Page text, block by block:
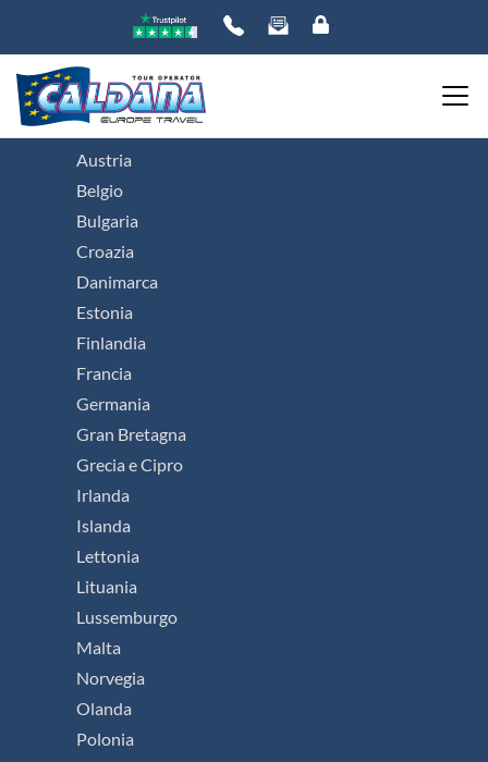
Viaggi organizzati in Europa
Austria
Belgio
Bulgaria
Croazia
Danimarca
Estonia
Finlandia
Francia
Germania
Gran Bretagna
Grecia e Cipro
Irlanda
Islanda
Lettonia
Lituania
Lussemburgo
Malta
Norvegia
Olanda
Polonia